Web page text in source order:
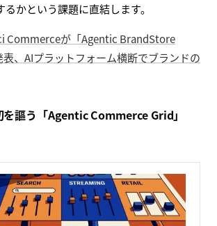
かという課題に直結します。
Commerceが「Agentic BrandStore
、AIプラットフォーム横断でブランドの
謳う「Agentic Commerce Grid」